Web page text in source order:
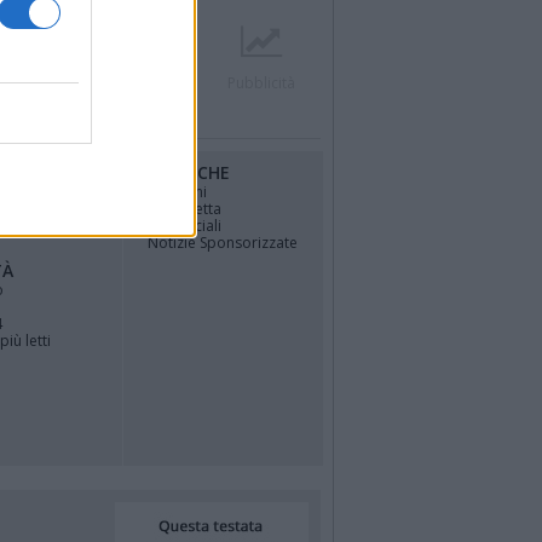
Contatti
letti
RUBRICHE
Opinioni
La vignetta
Gli Speciali
Notizie Sponsorizzate